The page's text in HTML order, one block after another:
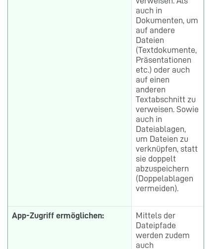
auch in
Dokumenten, um
auf andere
Dateien
(Textdokumente,
Präsentationen
etc.) oder auch
auf einen
anderen
Textabschnitt zu
verweisen. Sowie
auch in
Dateiablagen,
um Dateien zu
verknüpfen, statt
sie doppelt
abzuspeichern
(Doppelablagen
vermeiden).
App-Zugriff ermöglichen:
Mittels der
Dateipfade
werden zudem
auch